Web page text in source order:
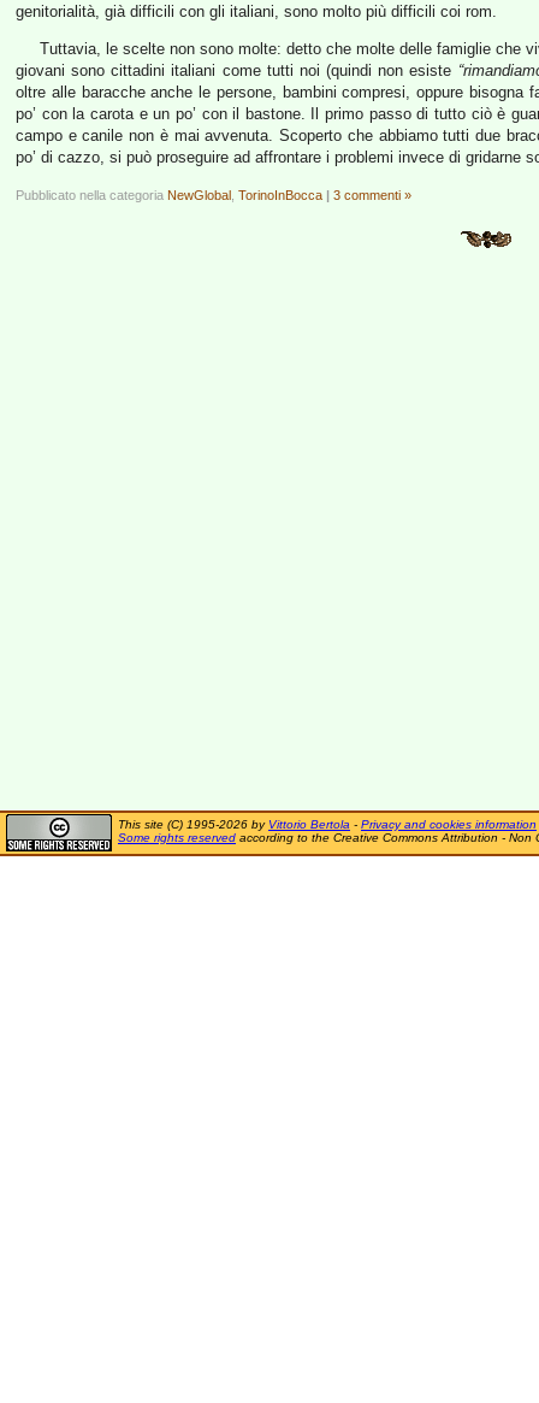
genitorialità, già difficili con gli italiani, sono molto più difficili coi rom.
Tuttavia, le scelte non sono molte: detto che molte delle famiglie che
giovani sono cittadini italiani come tutti noi (quindi non esiste
oltre alle baracche anche le persone, bambini compresi, oppure
po’ con la carota e un po’ con il bastone. Il primo passo di tutto ciò è
campo e canile non è mai avvenuta. Scoperto che abbiamo tutti due
po’ di cazzo, si può proseguire ad affrontare i problemi invece di gridarne
Pubblicato nella categoria NewGlobal TorinoInBocca | 3 commenti »
This site (C) 1995-2026 by Vittorio Bertola - Privacy and cookies information
Some rights reserved according to the Creative Commons Attribution - Non